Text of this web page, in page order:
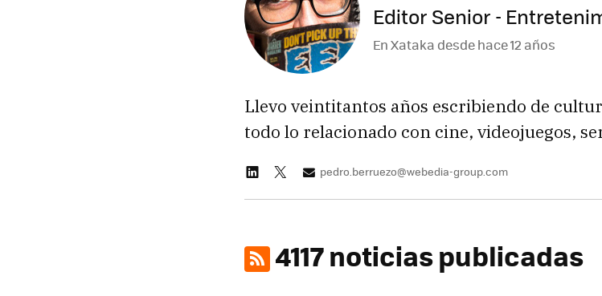
Editor Senior -
En Xataka desdehace 12 años
Llevo veintitantos años escribiendo de
todo lo relacionado con cine, videojuegos,
pedro.berruezo@webedia-group.com
4117 noticias publicadas